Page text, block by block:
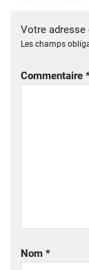
Votre adresse
Les champs
Commentaire
Nom *